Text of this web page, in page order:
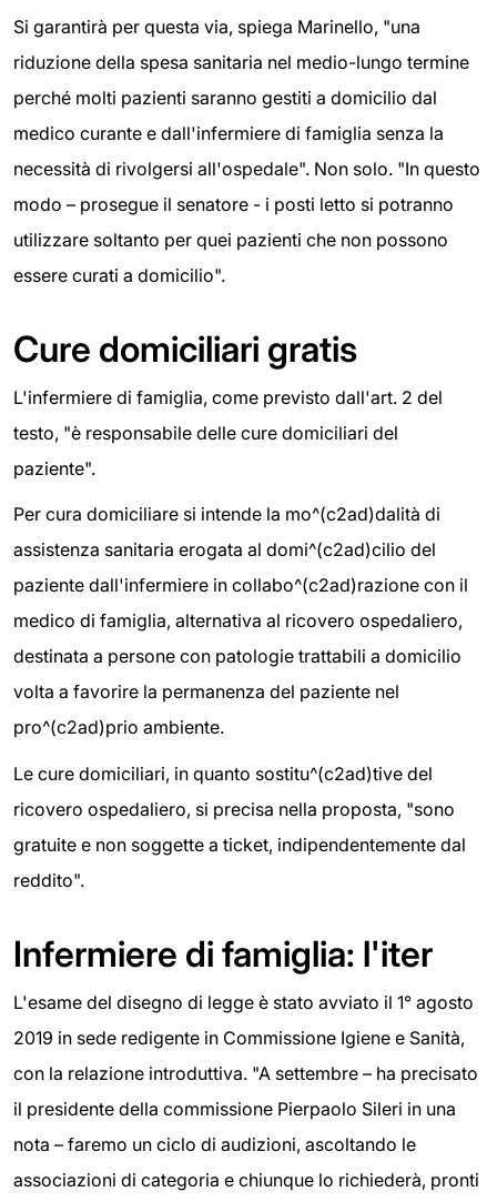
Si garantirà per questa via, spiega Marinello, "una
riduzione della spesa sanitaria nel medio-lungo termine
perché molti pazienti saranno gestiti a domicilio dal
medico curante e dall'infermiere di famiglia senza la
necessità di rivolgersi all'ospedale". Non solo. "In questo
modo – prosegue il senatore - i posti letto si potranno
utilizzare soltanto per quei pazienti che non possono
essere curati a domicilio".
Cure domiciliari gratis
L'infermiere di famiglia, come previsto dall'art. 2 del
testo, "è responsabile delle cure domiciliari del
paziente".
Per cura domiciliare si intende la mo^(c2ad)dalità di
assistenza sanitaria erogata al domi^(c2ad)cilio del
paziente dall'infermiere in collabo^(c2ad)razione con il
medico di famiglia, alternativa al ricovero ospedaliero,
destinata a persone con patologie trattabili a domicilio
volta a favorire la permanenza del paziente nel
pro^(c2ad)prio ambiente.
Le cure domiciliari, in quanto sostitu^(c2ad)tive del
ricovero ospedaliero, si precisa nella proposta, "sono
gratuite e non soggette a ticket, indipendentemente dal
reddito".
Infermiere di famiglia: l'iter
L'esame del disegno di legge è stato avviato il 1° agosto
2019 in sede redigente in Commissione Igiene e Sanità,
con la relazione introduttiva. "A settembre – ha precisato
il presidente della commissione Pierpaolo Sileri in una
nota – faremo un ciclo di audizioni, ascoltando le
associazioni di categoria e chiunque lo richiederà, pronti